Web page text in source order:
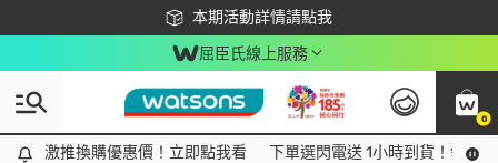
本期活動詳情請點我
下載app最高回饋$350
屈臣氏線上服務
0
激推換購優惠價！立即點我看
激推換購優惠價！立即點我看 下單選閃電送 1小時到貨！領神